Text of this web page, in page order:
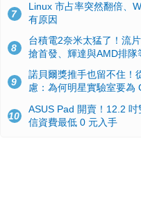
7
Linux 市占率突然翻倍、
有原因
8
台積電2奈米太猛了！流
搶首發、輝達與AMD排隊
9
諾貝爾獎推手也留不住！
慮：為何明星實驗室要為
10
ASUS Pad 開賣！12.2
信資費最低 0 元入手